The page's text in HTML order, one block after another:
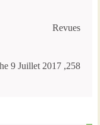
Revues
258, Dimanche 9 Juillet 2017